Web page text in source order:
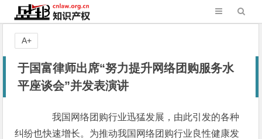
于国富律师出席“努力提升网络团购服务水
平座谈会”并发表演讲
我国网络团购行业迅猛发展，由此引发的各种
纠纷也快速增长。为推动我国网络团购行业良性健康发
A+